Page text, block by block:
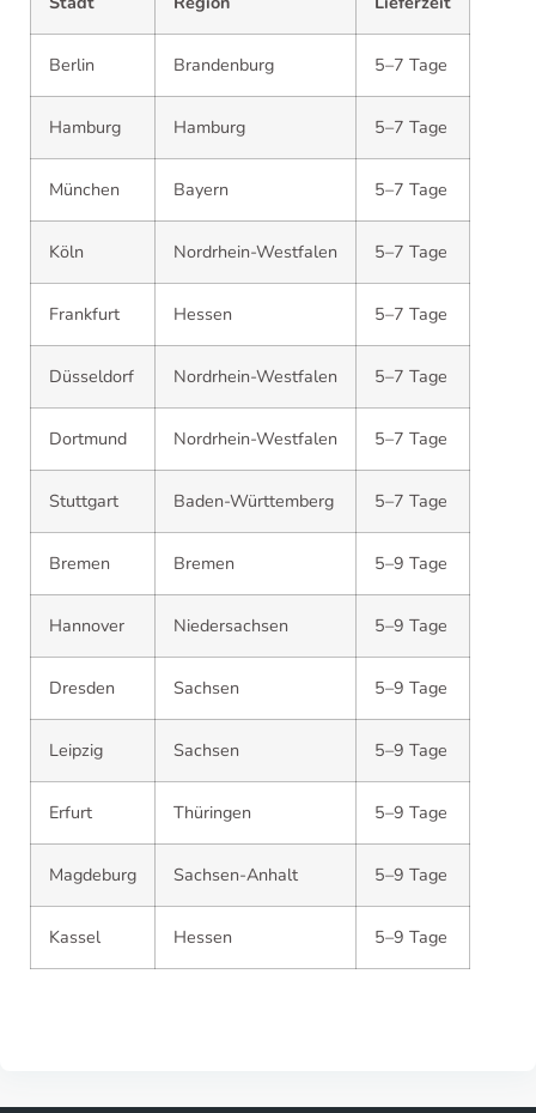
Berlin Brandenburg 5–7 Tage
Hamburg Hamburg 5–7 Tage
München Bayern 5–7 Tage
Köln Nordrhein-Westfalen 5–7 Tage
Frankfurt Hessen 5–7 Tage
Düsseldorf Nordrhein-Westfalen 5–7 Tage
Dortmund Nordrhein-Westfalen 5–7 Tage
Stuttgart Baden-Württemberg 5–7 Tage
Bremen Bremen 5–9 Tage
Hannover Niedersachsen 5–9 Tage
Dresden Sachsen 5–9 Tage
Leipzig Sachsen 5–9 Tage
Erfurt Thüringen 5–9 Tage
Magdeburg Sachsen-Anhalt 5–9 Tage
Kassel Hessen 5–9 Tage